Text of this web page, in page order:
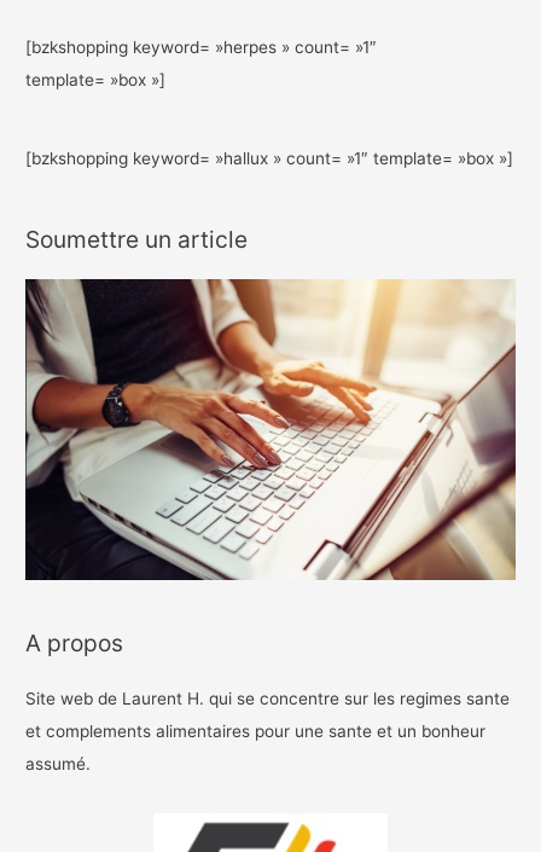
[bzkshopping keyword= »herpes » count= »1″
template= »box »]
[bzkshopping keyword= »hallux » count= »1″ template= »box »]
Soumettre un article
A propos
Site web de Laurent H. qui se concentre sur les regimes sante
et complements alimentaires pour une sante et un bonheur
assumé.